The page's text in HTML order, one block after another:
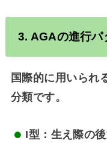
3. AGAの進行パ
国際的に用いられ
分類です。
I型：生え際の